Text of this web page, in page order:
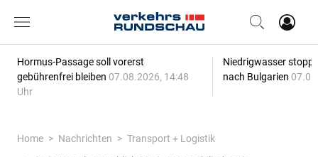
Hormus-Passage soll vorerst
gebührenfrei bleiben 07.08.2026, 14:48
Uhr
Niedrigwasser
nach Bulgarien
Home Nachrichten
Transport + Logistik